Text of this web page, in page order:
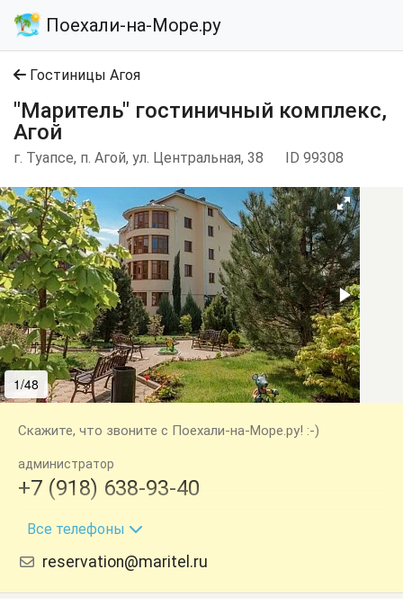
Поехали-на-Море.ру
Гостиницы Агоя
"Маритель" гостиничный комплекс,
Агой
г. Туапсе, п. Агой, ул. Центральная, 38 ID 99308
1/48
Скажите, что звоните с Поехали-на-Море.ру! :-)
администратор
+7 (918) 638-93-40
+7 (991) 417-53-77
Все телефоны
reservation@maritel.ru